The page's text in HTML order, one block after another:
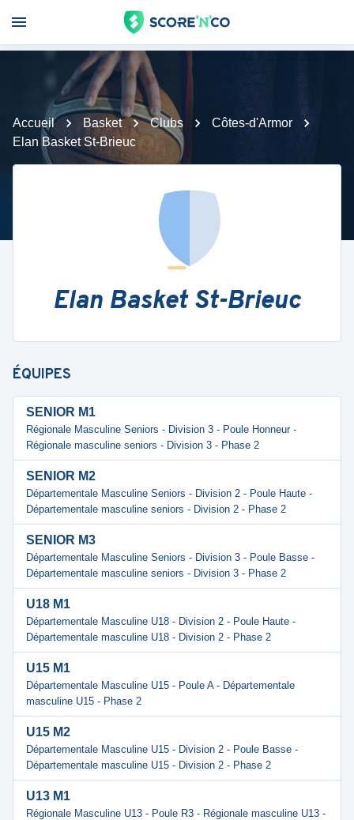
Accueil Basket Clubs
Côtes-d'Armor
Elan Basket St-Brieuc
Elan Basket St-Brieuc
ÉQUIPES
SENIOR M1
Régionale Masculine Seniors - Division 3 - Poule Honneur -
Régionale masculine seniors - Division 3 - Phase 2
SENIOR M2
Départementale Masculine Seniors - Division 2 - Poule Haute -
Départementale masculine seniors - Division 2 - Phase 2
SENIOR M3
Départementale Masculine Seniors - Division 3 - Poule Basse -
Départementale masculine seniors - Division 3 - Phase 2
U18 M1
Départementale Masculine U18 - Division 2 - Poule Haute -
Départementale masculine U18 - Division 2 - Phase 2
U15 M1
Départementale Masculine U15 - Poule A - Départementale
masculine U15 - Phase 2
U15 M2
Départementale Masculine U15 - Division 2 - Poule Basse -
Départementale masculine U15 - Division 2 - Phase 2
U13 M1
Régionale Masculine U13 - Poule R3 - Régionale masculine U13 -